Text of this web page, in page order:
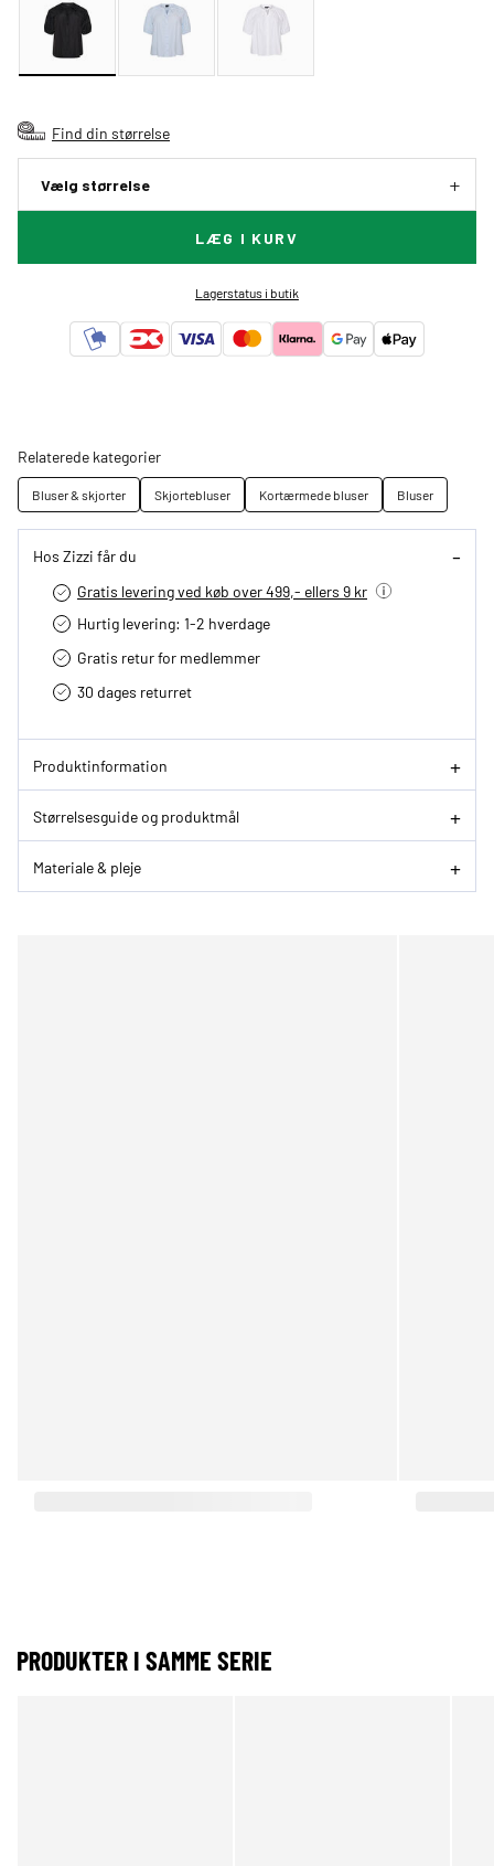
Find din størrelse
Vælg størrelse
LÆG I KURV
Lagerstatus i butik
Relaterede kategorier
Bluser & skjorter Skjortebluser Kortærmede bluser Bluser
Hos Zizzi får du
Gratis levering ved køb over 499,- ellers 9 kr
Hurtig levering­: 1-2 hverdage
Gratis retur for medlemmer
30 dages returret
Produktinformation
Størrelsesguide og produktmål
Materiale & pleje
PRODUKTER I SAMME SERIE